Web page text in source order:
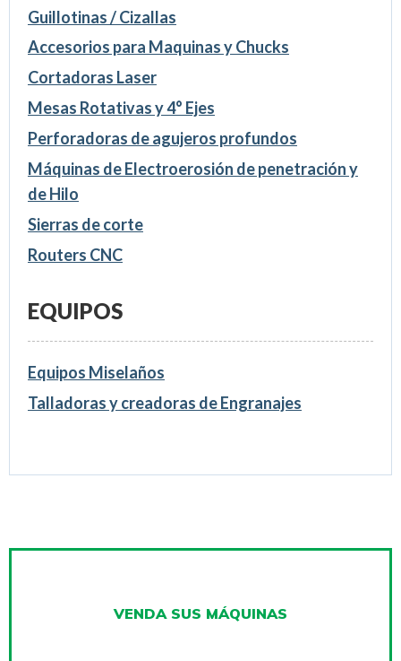
Guillotinas / Cizallas
Accesorios para Maquinas y Chucks
Cortadoras Laser
Mesas Rotativas y 4° Ejes
Perforadoras de agujeros profundos
Máquinas de Electroerosión de penetración y
de Hilo
Sierras de corte
Routers CNC
EQUIPOS
Equipos Miselaños
Talladoras y creadoras de Engranajes
VENDA SUS MÁQUINAS